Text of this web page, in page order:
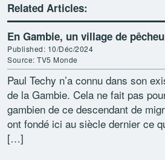
Related Articles:
En Gambie, un village de
Published: 10/Déc/2024
Source: TV5 Monde
Paul Techy n’a connu dans son
de la Gambie. Cela ne fait pas
gambien de ce descendant de
ont fondé ici au siècle dernier ce
[…]